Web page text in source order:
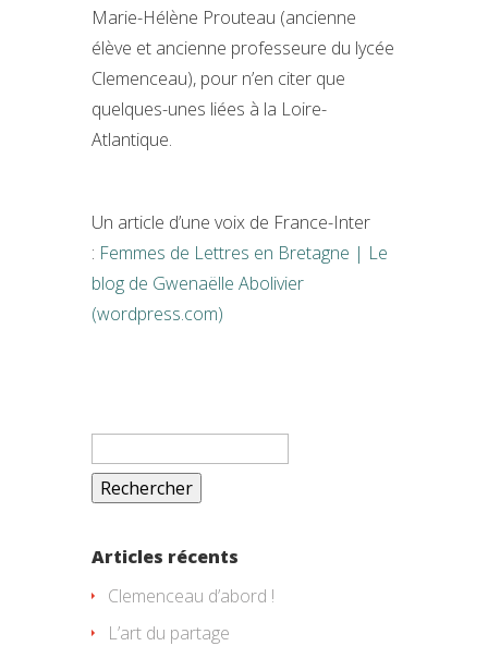
Marie-Hélène Prouteau (ancienne
élève et ancienne professeure du lycée
Clemenceau), pour n’en citer que
quelques-unes liées à la Loire-
Atlantique.
Un article d’une voix de France-Inter
: Femmes de Lettres en Bretagne | Le
blog de Gwenaëlle Abolivier
(wordpress.com)
Rechercher :
Articles récents
Clemenceau d’abord !
L’art du partage